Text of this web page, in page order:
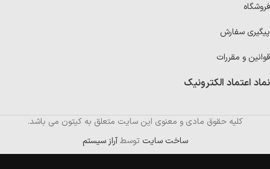
فروشگاه
پیگیری سفارش
قوانین و مقررات
نماد اعتماد الکترونیک
کلیه حقوق مادی و معنوی این سایت متعلق به کیتون می باشد.
ساخت سایت توسطآراز سیستم